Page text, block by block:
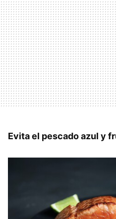
Evita el pescado azul y